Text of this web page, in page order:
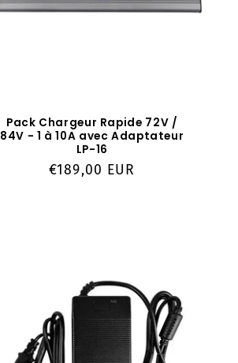
Pack Chargeur Rapide 72V /
84V - 1 à 10A avec Adaptateur
LP-16
Prix
€189,00 EUR